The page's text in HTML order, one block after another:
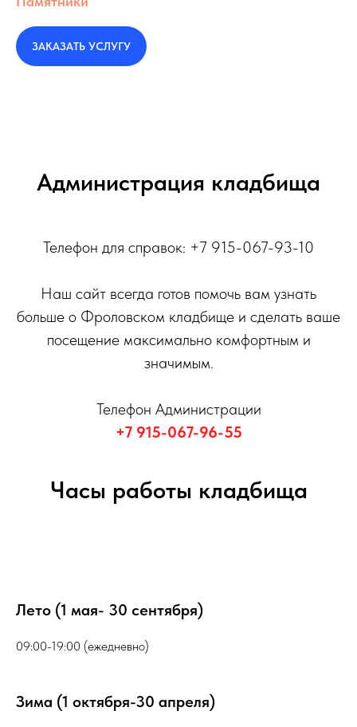
ЗАКАЗАТЬ УСЛУГУ
Администрация кладбища
Телефон для справок: +7 915-067-93-10
Наш сайт всегда готов помочь вам узнать
больше о Фроловском кладбище и сделать ваше
посещение максимально комфортным и
значимым.
Телефон Администрации
+7 915-067-96-55
Часы работы кладбища
Лето (1 мая- 30 сентября)
09:00-19:00 (ежедневно)
Зима (1 октября-30 апреля)